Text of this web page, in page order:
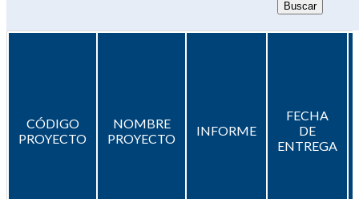
CÓDIGO
PROYECTO
NOMBRE
PROYECTO
INFORME
FECHA
DE
ENTREGA